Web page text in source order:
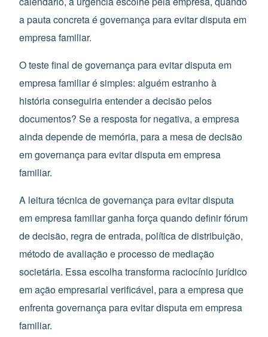
a pauta concreta é governança para evitar disputa em
empresa familiar.
O teste final de governança para evitar disputa em
empresa familiar é simples: alguém estranho à
história conseguiria entender a decisão pelos
documentos? Se a resposta for negativa, a empresa
ainda depende de memória, para a mesa de decisão
em governança para evitar disputa em empresa
familiar.
A leitura técnica de governança para evitar disputa
em empresa familiar ganha força quando definir fórum
de decisão, regra de entrada, política de distribuição,
método de avaliação e processo de mediação
societária. Essa escolha transforma raciocínio jurídico
em ação empresarial verificável, para a empresa que
enfrenta governança para evitar disputa em empresa
familiar.